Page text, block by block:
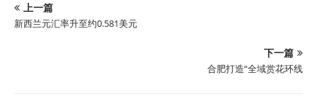
上一篇
新西兰元汇率升至约0.581美元
下一篇
合肥打造“全域赏花环线